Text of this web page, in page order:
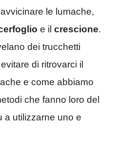
le lumache,
e il crescione.
dei trucchetti
di ritrovarci il
e come abbiamo
che fanno loro del
a utilizzarne uno e